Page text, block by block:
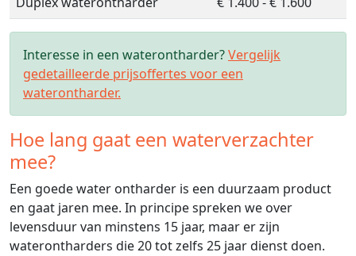
Interesse in een waterontharder?Vergelijk
gedetailleerde prijsoffertes voor een
waterontharder.
Hoe lang gaat een waterverzachter
mee?
Een goede water ontharder is een duurzaam product
en gaat jaren mee. In principe spreken we over
levensduur van minstens 15 jaar, maar er zijn
waterontharders die 20 tot zelfs 25 jaar dienst doen.